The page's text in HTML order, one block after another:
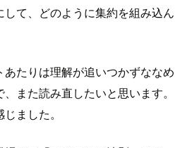
て、どのように集約を組み込ん
たりは理解が追いつかずななめ
また読み直したいと思います。
ました。